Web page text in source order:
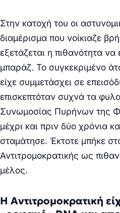
Στην κατοχή του οι
διαμέρισμα που νοίκιαζε
εξετάζεται η πιθανότητα να
μπαράζ. Το συγκεκριμένο
είχε συμμετάσχει σε
επισκεπτόταν συχνά τα
Συνωμοσίας Πυρήνων της
μέχρι και πριν δύο χρόνια
σταμάτησε. Έκτοτε μπήκε
Αντιτρομοκρατικής ως
μέλος.
Η Αντιτρομοκρατική